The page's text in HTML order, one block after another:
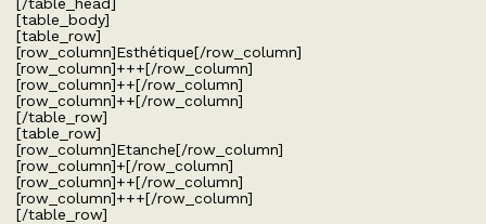
[table_body]
[table_row]
[row_column]Esthétique[/row_column]
[row_column]+++[/row_column]
[row_column]++[/row_column]
[row_column]++[/row_column]
[/table_row]
[table_row]
[row_column]Etanche[/row_column]
[row_column]+[/row_column]
[row_column]++[/row_column]
[row_column]+++[/row_column]
[/table_row]